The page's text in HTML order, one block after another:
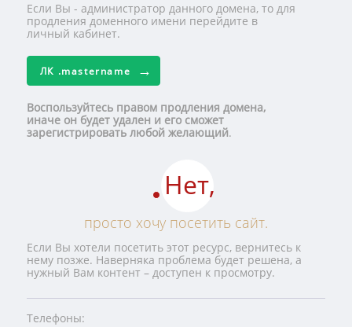
Если Вы - администратор данного домена, то для
продления доменного имени перейдите в
личный кабинет.
ЛК .mastername
Воспользуйтесь правом продления домена,
иначе он будет удален и его сможет
зарегистрировать любой желающий.
Нет,
просто хочу посетить сайт.
Если Вы хотели посетить этот ресурс, вернитесь к
нему позже. Наверняка проблема будет решена, а
нужный Вам контент – доступен к просмотру.
Телефоны: